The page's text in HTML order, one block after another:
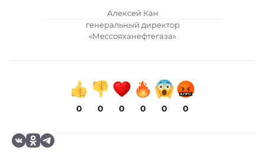
Алексей Кан
генеральный директор
«Мессояханефтегаза»
0 0 0 0 0 0